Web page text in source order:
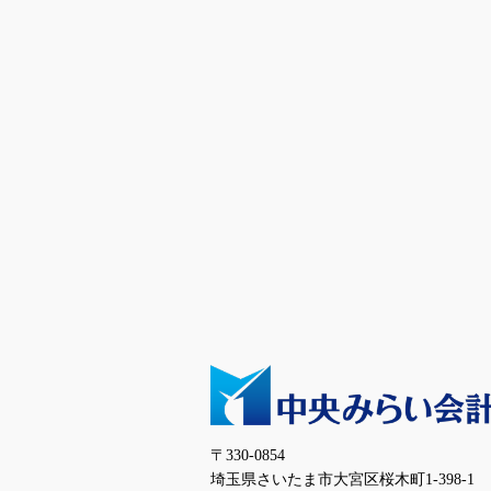
〒330-0854
埼玉県さいたま市大宮区桜木町1-398-1